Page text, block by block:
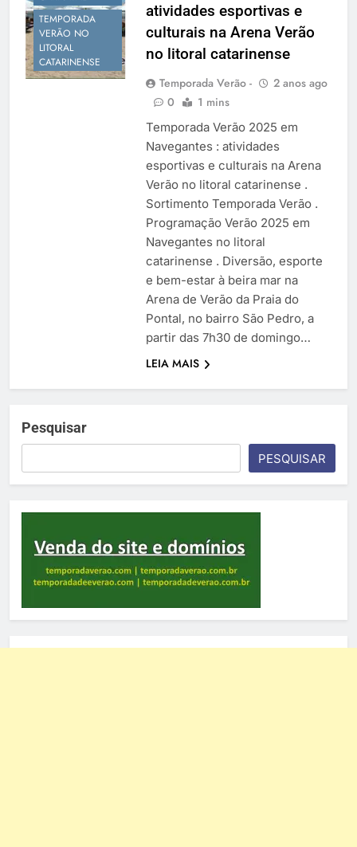
Temporada Verão 2027
TEMPORADA
VERÃO NO
LITORAL
CATARINENSE
atividades esportivas e
culturais na Arena Verão
no litoral catarinense
Temporada Verão -
2 anos ago
0
1 mins
Temporada Verão 2025 em
Navegantes : atividades
esportivas e culturais na Arena
Verão no litoral catarinense .
Sortimento Temporada Verão .
Programação Verão 2025 em
Navegantes no litoral
catarinense . Diversão, esporte
e bem-estar à beira mar na
Arena de Verão da Praia do
Pontal, no bairro São Pedro, a
partir das 7h30 de domingo…
LEIA MAIS
Pesquisar
PESQUISAR